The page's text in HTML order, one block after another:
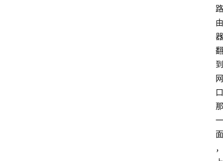
路
由
器
翻
到
网
口
那
一
面
，